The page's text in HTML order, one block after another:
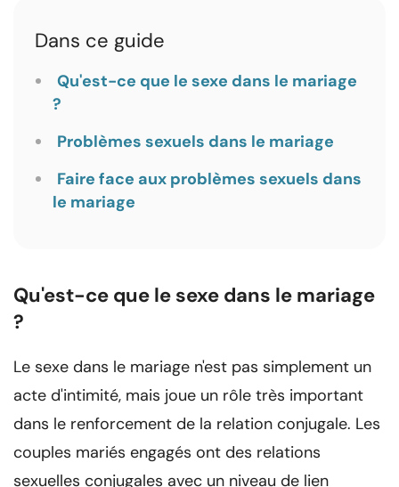
Dans ce guide
Qu'est-ce que le sexe dans le mariage
?
Problèmes sexuels dans le mariage
Faire face aux problèmes sexuels dans
le mariage
Qu'est-ce que le sexe dans le mariage
?
Le sexe dans le mariage n'est pas simplement un
acte d'intimité, mais joue un rôle très important
dans le renforcement de la relation conjugale. Les
couples mariés engagés ont des relations
sexuelles conjugales avec un niveau de lien